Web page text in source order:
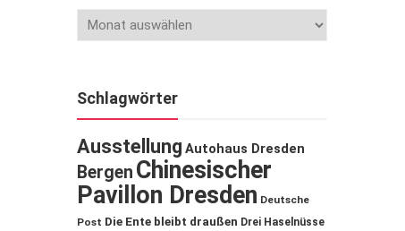
Schlagwörter
Ausstellung Autohaus Dresden
Bergen Chinesischer
Pavillon Dresden Deutsche
Post Die Ente bleibt draußen Drei Haselnüsse